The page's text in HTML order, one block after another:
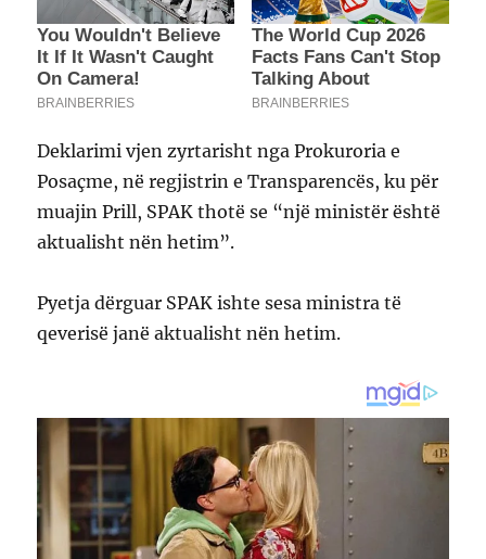
Deklarimi vjen zyrtarisht nga Prokuroria e
Posaçme, në regjistrin e Transparencës, ku për
muajin Prill, SPAK thotë se “një ministër është
aktualisht nën hetim”.
Pyetja dërguar SPAK ishte sesa ministra të
qeverisë janë aktualisht nën hetim.